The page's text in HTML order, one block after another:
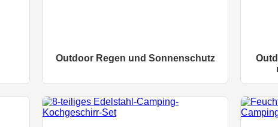
Outdoor Regen und Sonnenschutz